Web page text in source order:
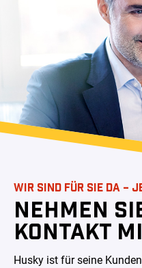
WIR SIND FÜR SIE DA –
NEHMEN
KONTAKT
Husky ist für seine